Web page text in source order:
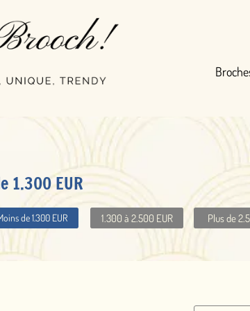
Broches 40's-50's & Vintage
1.000 à 2.000 EUR
1.300 à 2.500 EUR Plus de 2.500 EUR
Plus de 2.000 EUR